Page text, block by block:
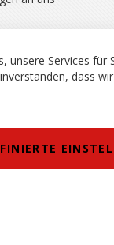
Irrtümer und
Services für
dass